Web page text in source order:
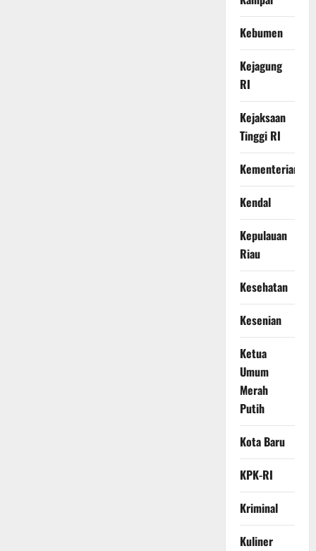
Kebumen
Kejagung
RI
Kejaksaan
Tinggi RI
Kementerian
Kendal
Kepulauan
Riau
Kesehatan
Kesenian
Ketua
Umum
Merah
Putih
Kota Baru
KPK-RI
Kriminal
Kuliner